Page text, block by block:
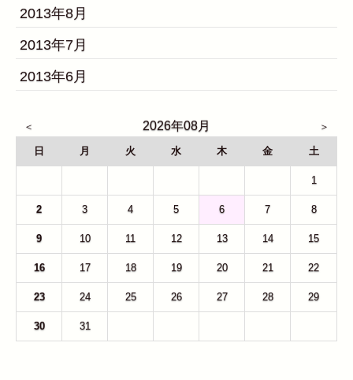
2013年8月
2013年7月
2013年6月
2026年08月
日 月 火 水 木 金 土
1
2 3 4 5 6 7 8
9 10 11 12 13 14 15
16 17 18 19 20 21 22
23 24 25 26 27 28 29
30 31